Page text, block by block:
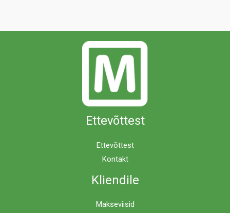
Ettevõttest
Ettevõttest
Kontakt
Kliendile
Makseviisid